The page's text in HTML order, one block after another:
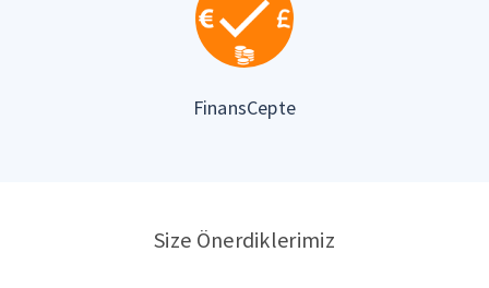
FinansCepte
Size Önerdiklerimiz